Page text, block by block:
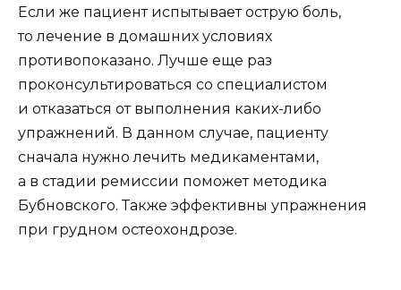
Если же пациент испытывает острую боль,
то лечение в домашних условиях
противопоказано. Лучше еще раз
проконсультироваться со специалистом
и отказаться от выполнения каких-либо
упражнений. В данном случае, пациенту
сначала нужно лечить медикаментами,
а в стадии ремиссии поможет методика
Бубновского. Также эффективны упражнения
при грудном остеохондрозе.